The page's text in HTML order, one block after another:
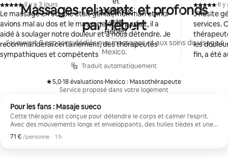
Massages relaxants et profonds
par Hebert
J'ai ouvert 3 espaces dédiés aux massages et aux soins du visage à
Mexico.
Traduit automatiquement
5,0
,
·18 évaluations
, ·Mexico : Massothérapeute
Service proposé dans votre logement
Pour les fans : Masaje sueco
Cette thérapie est conçue pour détendre le corps et calmer l'esprit.
Avec des mouvements longs et enveloppants, des huiles tièdes et une
aromathérapie réconfortante, elle aide à stimuler la circulation et à
libérer les tensions.
71 € /personne
71 € par personne
, · 1 h
,
·Il y a 3 jours
Le massage en couple était génial, mon mari et moi
avions mal au dos et le massage était parfait, il a
aidé à soulager notre douleur et à nous détendre. Je
recommanderai certainement, des thérapeutes
sympathiques et compétents
,
·Il y
J'hésite
services.
les
fin, a été